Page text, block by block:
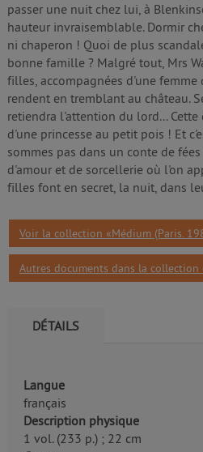
passer une nuit chez lui, à
hauteur invraisemblable. Dormir
ni chaperon ! Quoi de plus
bonne famille ? Malgré tout, Mrs
filles, accompagnées d'une femme
rendent en tremblant au château.
retiendra l'attention du lord... Cette
d'une princesse au petit pois ! Et
sommes pas dans un conte de
d'amour et de sorcellerie où l'on
filles font en secret, la nuit, dans
Voir la collection «Médium (Paris.
Autres documents dans la collection
DÉTAILS
Langue
français
Description physique
1 vol. (233 p.) ; 22 cm